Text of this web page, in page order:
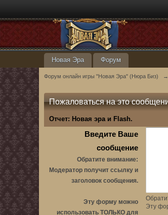
Новая Эра Форум
Форум онлайн игры "Новая Эра" (Нюра Биз) →
Пожаловаться на это
Отчет: Новая эра и Flash.
Введите Ваше
сообщение
Обратите внимание:
Модератор получит ссылку и
заголовок сообщения.
Эту форму можно
использовать ТОЛЬКО для
Эту